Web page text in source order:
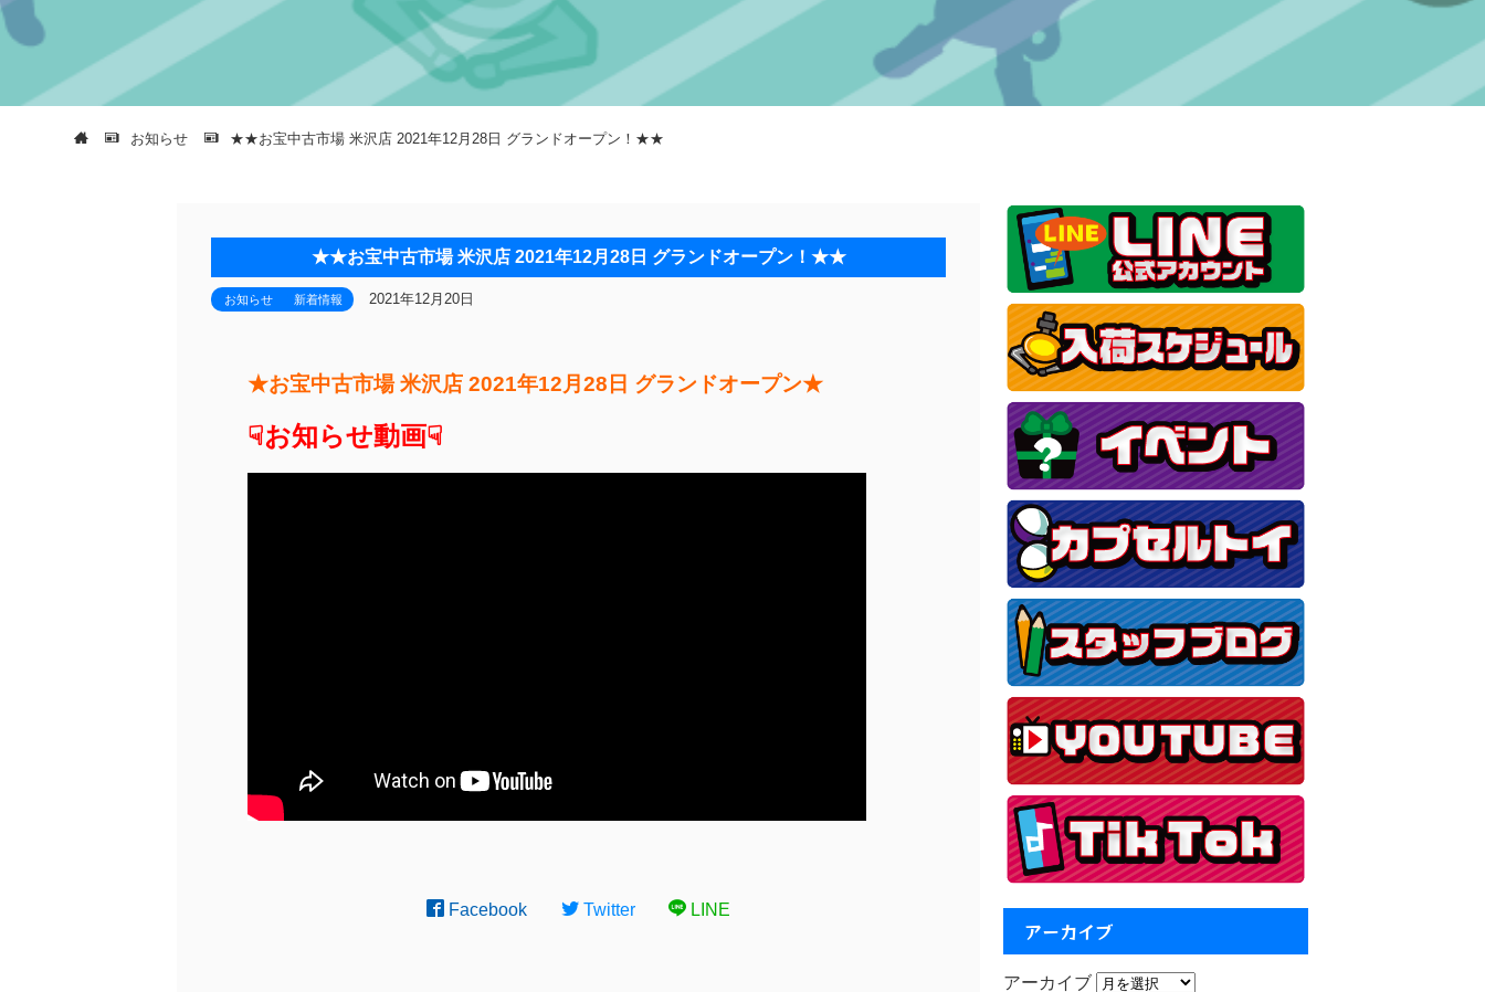
お知らせ ★★お宝中古市場 米沢店 2021年12月28日 グランドオープン！★★
★★お宝中古市場 米沢店 2021年12月28日 グランドオープン！★★
お知らせ 新着情報 2021年12月20日
★お宝中古市場 米沢店 2021年12月28日 グランドオープン★
☟お知らせ動画☟
Facebook Twitter LINE
アーカイブ
アーカイブ